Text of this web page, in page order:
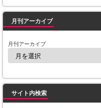
月刊アーカイブ
月刊アーカイブ
サイト内検索